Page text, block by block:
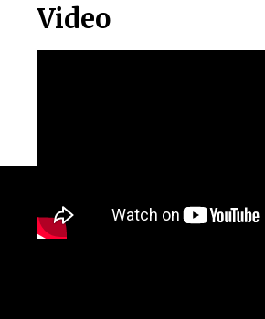
Video